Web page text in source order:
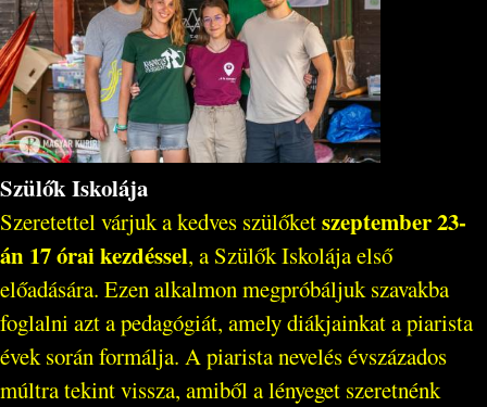
Szülők Iskolája
Szeretettel várjuk a kedves szülőketszeptember 23-
án 17 órai kezdéssel, a Szülők Iskolája első
előadására. Ezen alkalmon megpróbáljuk szavakba
foglalni azt a pedagógiát, amely diákjainkat a piarista
évek során formálja. A piarista nevelés évszázados
múltra tekint vissza, amiből a lényeget szeretnénk